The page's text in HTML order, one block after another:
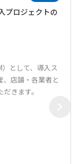
プロジェクトの
として、導入ス
、店舗・各業者と
きます。